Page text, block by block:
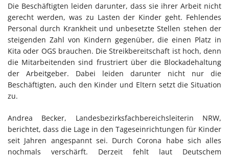
Die Beschäftigten leiden darunter, dass sie ihrer Arbeit nicht
gerecht werden, was zu Lasten der Kinder geht. Fehlendes
Personal durch Krankheit und unbesetzte Stellen stehen der
steigenden Zahl von Kindern gegenüber, die einen Platz in
Kita oder OGS brauchen. Die Streikbereitschaft ist hoch, denn
die Mitarbeitenden sind frustriert über die Blockadehaltung
der Arbeitgeber. Dabei leiden darunter nicht nur die
Beschäftigten, auch den Kinder und Eltern setzt die Situation
zu.
Andrea Becker, Landesbezirksfachbereichsleiterin NRW,
berichtet, dass die Lage in den Tageseinrichtungen für Kinder
seit Jahren angespannt sei. Durch Corona habe sich alles
nochmals verschärft. Derzeit fehlt laut Deutschem